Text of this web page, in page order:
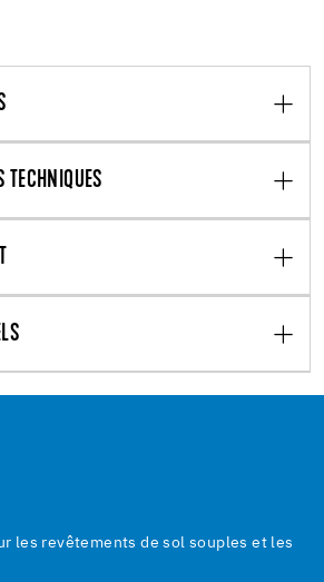
TECHNIQUES
les revêtements de sol souples et les